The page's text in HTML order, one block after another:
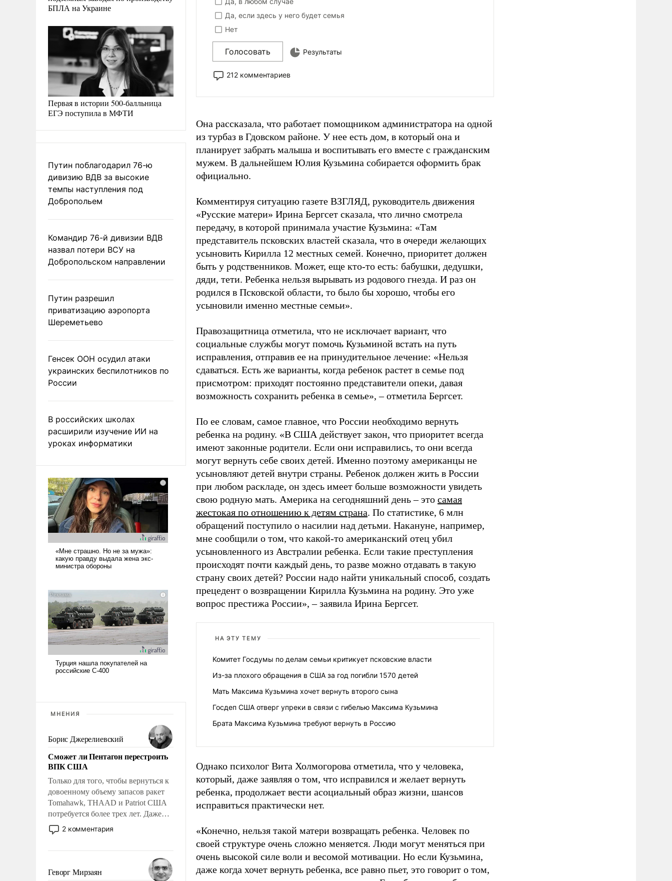
БПЛА на Украине
Первая в истории 500-балльница
ЕГЭ поступила в МФТИ
Путин поблагодарил 76-ю
дивизию ВДВ за высокие
темпы наступления под
Добропольем
Командир 76-й дивизии ВДВ
назвал потери ВСУ на
Добропольском направлении
Путин разрешил
приватизацию аэропорта
Шереметьево
Генсек ООН осудил атаки
украинских беспилотников по
России
В российских школах
расширили изучение ИИ на
уроках информатики
МНЕНИЯ
Борис Джерелиевский
Сможет ли Пентагон перестроить
ВПК США
Только для того, чтобы вернуться к
довоенному объему запасов ракет
Tomahawk, THAAD и Patriot США
потребуется более трех лет. Даже
небольшая война с Ираном
опустошила американские
уязвимости США, например, перед
2 комментария
Геворг Мирзаян
Да, если здесь у него будет семья
Нет
Голосовать Результаты
212 комментариев
Она рассказала, что работает помощником администратора на одной
из турбаз в Гдовском районе. У нее есть дом, в который она и
планирует забрать малыша и воспитывать его вместе с гражданским
мужем. В дальнейшем Юлия Кузьмина собирается оформить брак
официально.
Комментируя ситуацию газете ВЗГЛЯД, руководитель движения
«Русские матери» Ирина Бергсет сказала, что лично смотрела
передачу, в которой принимала участие Кузьмина: «Там
представитель псковских властей сказала, что в очереди желающих
усыновить Кирилла 12 местных семей. Конечно, приоритет должен
быть у родственников. Может, еще кто-то есть: бабушки, дедушки,
дяди, тети. Ребенка нельзя вырывать из родового гнезда. И раз он
родился в Псковской области, то было бы хорошо, чтобы его
усыновили именно местные семьи».
Правозащитница отметила, что не исключает вариант, что
социальные службы могут помочь Кузьминой встать на путь
исправления, отправив ее на принудительное лечение: «Нельзя
сдаваться. Есть же варианты, когда ребенок растет в семье под
присмотром: приходят постоянно представители опеки, давая
возможность сохранить ребенка в семье», – отметила Бергсет.
По ее словам, самое главное, что России необходимо вернуть
ребенка на родину. «В США действует закон, что приоритет всегда
имеют законные родители. Если они исправились, то они всегда
могут вернуть себе своих детей. Именно поэтому американцы не
усыновляют детей внутри страны. Ребенок должен жить в России
при любом раскладе, он здесь имеет больше возможности увидеть
свою родную мать. Америка на сегодняшний день – это самая
жестокая по отношению к детям страна. По статистике, 6 млн
обращений поступило о насилии над детьми. Накануне, например,
мне сообщили о том, что какой-то американский отец убил
усыновленного из Австралии ребенка. Если такие преступления
происходят почти каждый день, то разве можно отдавать в такую
страну своих детей? России надо найти уникальный способ, создать
прецедент о возвращении Кирилла Кузьмина на родину. Это уже
вопрос престижа России», – заявила Ирина Бергсет.
НА ЭТУ ТЕМУ
Комитет Госдумы по делам семьи критикует псковские власти
Из-за плохого обращения в США за год погибли 1570 детей
Мать Максима Кузьмина хочет вернуть второго сына
Госдеп США отверг упреки в связи с гибелью Максима Кузьмина
Брата Максима Кузьмина требуют вернуть в Россию
Однако психолог Вита Холмогорова отметила, что у человека,
который, даже заявляя о том, что исправился и желает вернуть
ребенка, продолжает вести асоциальный образ жизни, шансов
исправиться практически нет.
«Конечно, нельзя такой матери возвращать ребенка. Человек по
своей структуре очень сложно меняется. Люди могут меняться при
очень высокой силе воли и весомой мотивации. Но если Кузьмина,
даже когда хочет вернуть ребенка, все равно пьет, это говорит о том,